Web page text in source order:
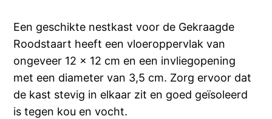
Een geschikte nestkast voor de Gekraagde
Roodstaart heeft een vloeroppervlak van
ongeveer 12 x 12 cm en een invliegopening
met een diameter van 3,5 cm. Zorg ervoor dat
de kast stevig in elkaar zit en goed geïsoleerd
is tegen kou en vocht.